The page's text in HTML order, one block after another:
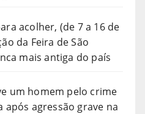
acolher, (de 7 a 16 de
da Feira de São
mais antiga do país
um homem pelo crime
após agressão grave na